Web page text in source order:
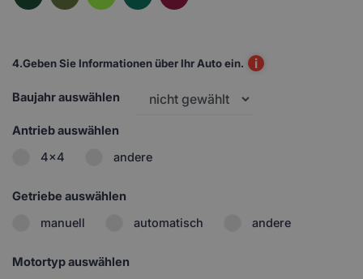
4.Geben Sie Informationen über Ihr Auto ein. i
Baujahr auswählen
Antrieb auswählen
4x4
andere
Getriebe auswählen
manuell
automatisch andere
Motortyp auswählen